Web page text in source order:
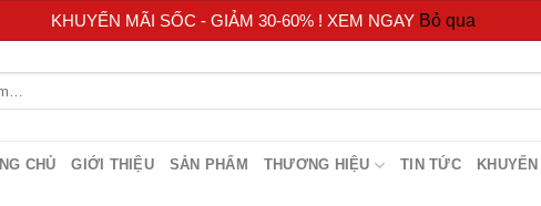
KHUYẾN MÃI SỐC - GIẢM 30-60% ! XEM NGAY Bỏ qua
CHỦ GIỚI THIỆU SẢN PHẨM THƯƠNG HIỆU TIN TỨC KHUYẾN